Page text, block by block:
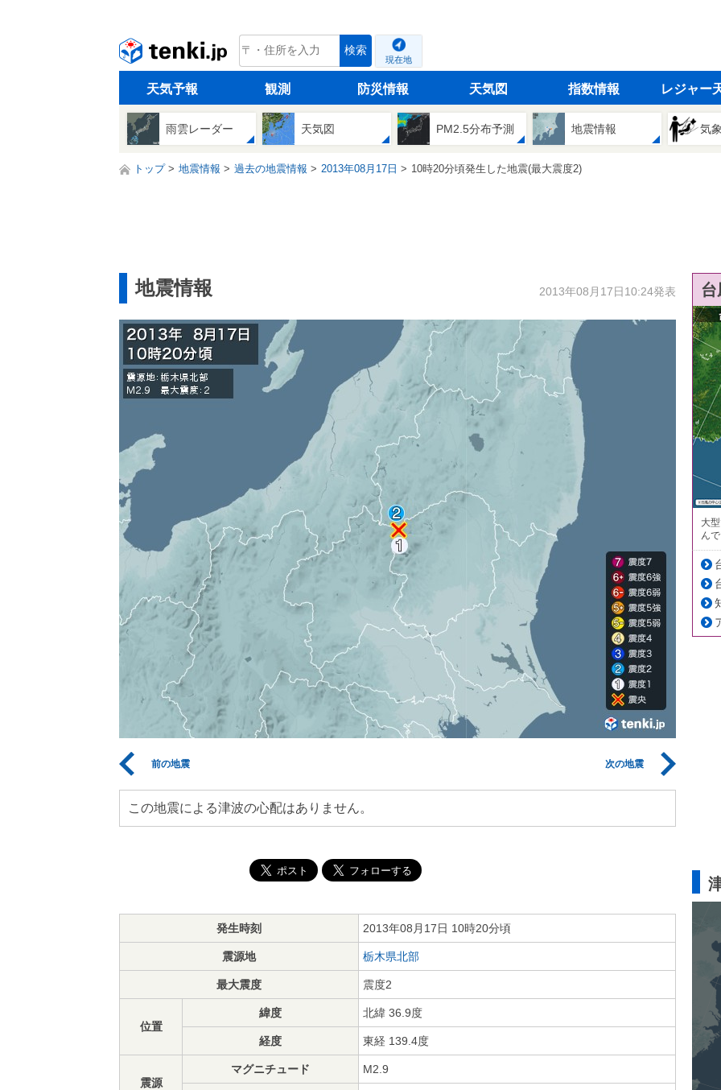
tenki.jp 検索
現在地
天気予報 観測 防災情報 天気図 指数情報 レジャー
雨雲レーダー 天気図 PM2.5分布予測 地震情報 気
トップ 地震情報 過去の地震情報 2013年08月17日 10時20分頃発生した地震(最大震度2)
地震情報 2013年08月17日10:24発表
前の地震 次の地震
この地震による津波の心配はありません。
発生時刻 2013年08月17日 10時20分頃
震源地 栃木県北部
最大震度 震度2
位置
緯度 北緯 36.9度
経度 東経 139.4度
震源
マグニチュード M2.9
大
ん